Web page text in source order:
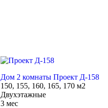
Дом 2 комнаты Проект Д-158
150, 155, 160, 165, 170 м2
Двухэтажные
3 мес